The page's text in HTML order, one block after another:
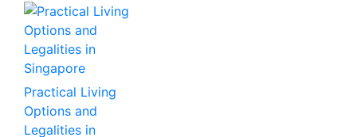
Practical Living
Options and
Legalities in